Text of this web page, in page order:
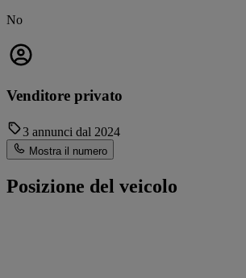
No
Venditore privato
3 annunci dal 2024
Mostra il numero
Posizione del veicolo